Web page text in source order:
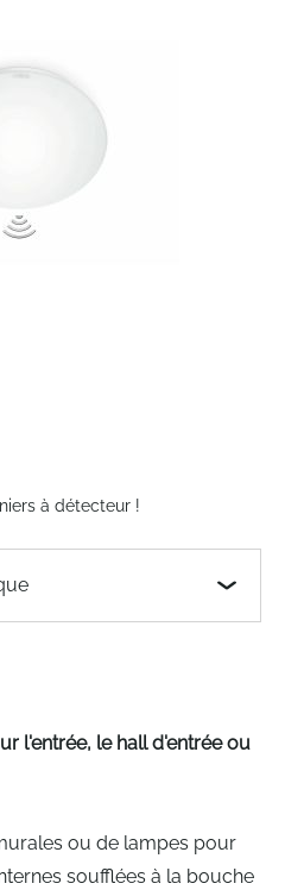
à détecteur !
l'entrée, le hall d'entrée ou
ou de lampes pour
soufflées à la bouche